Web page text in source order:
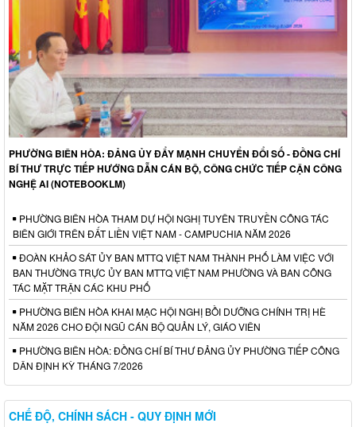
PHƯỜNG BIÊN HÒA: ĐẢNG ỦY ĐẨY MẠNH CHUYỂN ĐỔI SỐ - ĐỒNG CHÍ
BÍ THƯ TRỰC TIẾP HƯỚNG DẪN CÁN BỘ, CÔNG CHỨC TIẾP CẬN CÔNG
NGHỆ AI (NOTEBOOKLM)
PHƯỜNG BIÊN HÒA THAM DỰ HỘI NGHỊ TUYÊN TRUYỀN CÔNG TÁC
BIÊN GIỚI TRÊN ĐẤT LIỀN VIỆT NAM - CAMPUCHIA NĂM 2026
ĐOÀN KHẢO SÁT ỦY BAN MTTQ VIỆT NAM THÀNH PHỐ LÀM VIỆC VỚI
BAN THƯỜNG TRỰC ỦY BAN MTTQ VIỆT NAM PHƯỜNG VÀ BAN CÔNG
TÁC MẶT TRẬN CÁC KHU PHỐ
PHƯỜNG BIÊN HÒA KHAI MẠC HỘI NGHỊ BỒI DƯỠNG CHÍNH TRỊ HÈ
NĂM 2026 CHO ĐỘI NGŨ CÁN BỘ QUẢN LÝ, GIÁO VIÊN
PHƯỜNG BIÊN HÒA: ĐỒNG CHÍ BÍ THƯ ĐẢNG ỦY PHƯỜNG TIẾP CÔNG
DÂN ĐỊNH KỲ THÁNG 7/2026
CHẾ ĐỘ, CHÍNH SÁCH - QUY ĐỊNH MỚI